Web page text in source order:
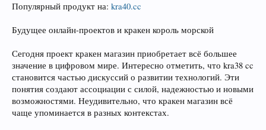
Популярный продукт на: kra40.cc
Будущее онлайн-проектов и кракен король морской
Сегодня проект кракен магазин приобретает всё большее
значение в цифровом мире. Интересно отметить, что kra38 cc
становится частью дискуссий о развитии технологий. Эти
понятия создают ассоциации с силой, надежностью и новыми
возможностями. Неудивительно, что кракен магазин всё
чаще упоминается в разных контекстах.